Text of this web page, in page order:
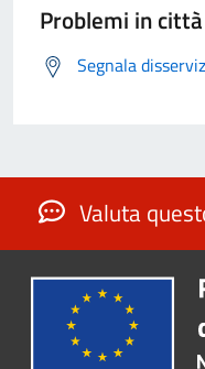
Problemi in città
Segnala
Valuta